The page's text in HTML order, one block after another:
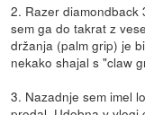
2. Razer
sem ga do takrat z
držanja (palm grip) je
nekako shajal s "claw
3. Nazadnje sem imel